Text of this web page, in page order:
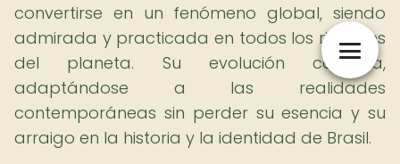
convertirse en un fenómeno global, siendo
admirada y practicada en todos los rincones
del planeta. Su evolución continúa,
adaptándose a las realidades
contemporáneas sin perder su esencia y su
arraigo en la historia y la identidad de Brasil.